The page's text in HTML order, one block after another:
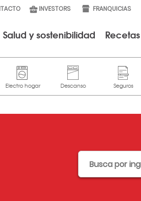
INVESTORS FRANQUICIAS
Salud y sostenibilidad Recetas